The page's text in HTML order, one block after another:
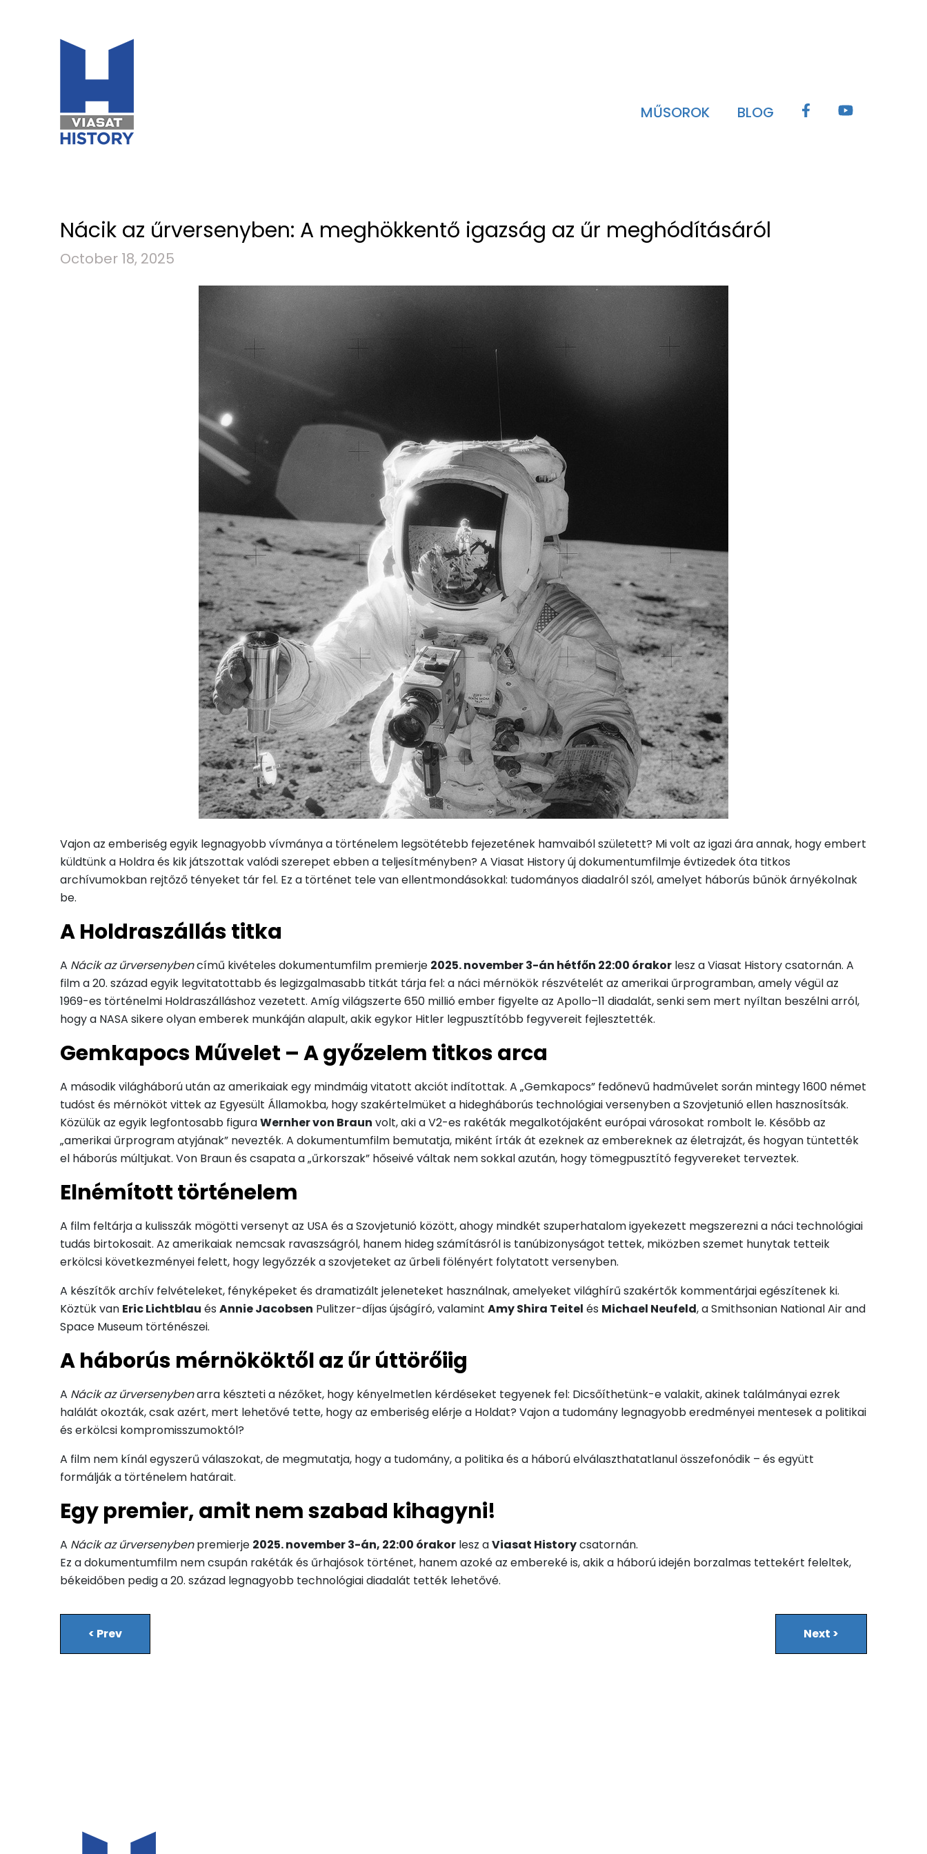
MŰSOROK BLOG
Nácik az űrversenyben: A meghökkentő igazság az űr meghódításáról
October 18, 2025
Vajon az emberiség egyik legnagyobb vívmánya a történelem legsötétebb fejezetének hamvaiból született? Mi volt az igazi ára annak, hogy embert
küldtünk a Holdra és kik játszottak valódi szerepet ebben a teljesítményben? A Viasat History új dokumentumfilmje évtizedek óta titkos
archívumokban rejtőző tényeket tár fel. Ez a történet tele van ellentmondásokkal: tudományos diadalról szól, amelyet háborús bűnök árnyékolnak
be.
A Holdraszállás titka
A Nácik az űrversenybencímű kivételes dokumentumfilm premierje 2025. november 3-án hétfőn 22:00 órakor lesz a Viasat History csatornán. A
film a 20. század egyik legvitatottabb és legizgalmasabb titkát tárja fel: a náci mérnökök részvételét az amerikai űrprogramban, amely végül az
1969-es történelmi Holdraszálláshoz vezetett. Amíg világszerte 650 millió ember figyelte az Apollo–11 diadalát, senki sem mert nyíltan beszélni arról,
hogy a NASA sikere olyan emberek munkáján alapult, akik egykor Hitler legpusztítóbb fegyvereit fejlesztették.
Gemkapocs Művelet – A győzelem titkos arca
A második világháború után az amerikaiak egy mindmáig vitatott akciót indítottak. A „Gemkapocs” fedőnevű hadművelet során mintegy 1600 német
tudóst és mérnököt vittek az Egyesült Államokba, hogy szakértelmüket a hidegháborús technológiai versenyben a Szovjetunió ellen hasznosítsák.
Közülük az egyik legfontosabb figuraWernher von Braun volt, aki a V2-es rakéták megalkotójaként európai városokat rombolt le. Később az
„amerikai űrprogram atyjának” nevezték. A dokumentumfilm bemutatja, miként írták át ezeknek az embereknek az életrajzát, és hogyan tüntették
el háborús múltjukat. Von Braun és csapata a „űrkorszak” hőseivé váltak nem sokkal azután, hogy tömegpusztító fegyvereket terveztek.
Elnémított történelem
A film feltárja a kulisszák mögötti versenyt az USA és a Szovjetunió között, ahogy mindkét szuperhatalom igyekezett megszerezni a náci technológiai
tudás birtokosait. Az amerikaiak nemcsak ravaszságról, hanem hideg számításról is tanúbizonyságot tettek, miközben szemet hunytak tetteik
erkölcsi következményei felett, hogy legyőzzék a szovjeteket az űrbeli fölényért folytatott versenyben.
A készítők archív felvételeket, fényképeket és dramatizált jeleneteket használnak, amelyeket világhírű szakértők kommentárjai egészítenek ki.
Köztük van Eric Lichtblau és Annie Jacobsen Pulitzer-díjas újságíró, valamint Amy Shira Teitel és Michael Neufeld, a Smithsonian National Air and
Space Museum történészei.
A háborús mérnököktől az űr úttörőiig
A Nácik az űrversenybenarra készteti a nézőket, hogy kényelmetlen kérdéseket tegyenek fel: Dicsőíthetünk-e valakit, akinek találmányai ezrek
halálát okozták, csak azért, mert lehetővé tette, hogy az emberiség elérje a Holdat? Vajon a tudomány legnagyobb eredményei mentesek a politikai
és erkölcsi kompromisszumoktól?
A film nem kínál egyszerű válaszokat, de megmutatja, hogy a tudomány, a politika és a háború elválaszthatatlanul összefonódik – és együtt
formálják a történelem határait.
Egy premier, amit nem szabad kihagyni!
A Nácik az űrversenybenpremierje 2025. november 3-án, 22:00 órakor lesz aViasat Historycsatornán.
Ez a dokumentumfilm nem csupán rakéták és űrhajósok történet, hanem azoké az embereké is, akik a háború idején borzalmas tettekért feleltek,
békeidőben pedig a 20. század legnagyobb technológiai diadalát tették lehetővé.
< Prev Next >